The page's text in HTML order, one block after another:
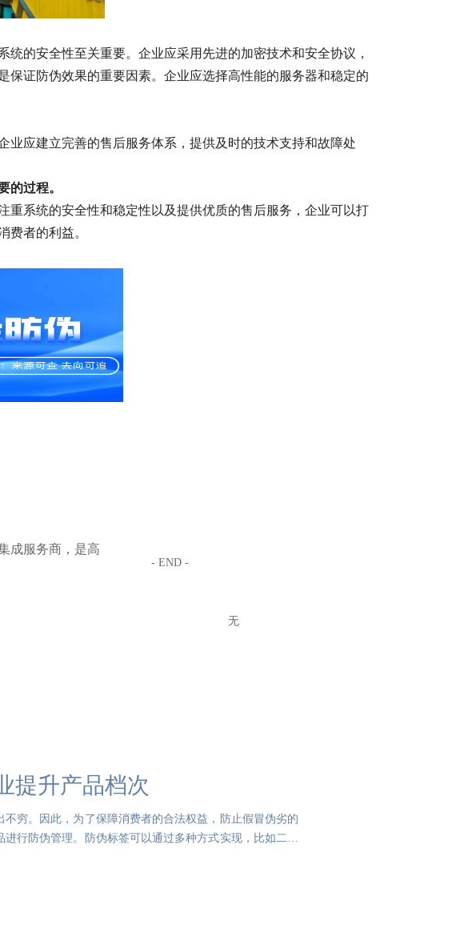
的安全性至关重要。企业应采用先进的加密技术和安全协议，
保证防伪效果的重要因素。企业应选择高性能的服务器和稳定的
业应建立完善的售后服务体系，提供及时的技术支持和故障处
的过程。
重系统的安全性和稳定性以及提供优质的售后服务，企业可以打
费者的利益。
成服务商，是高
- END -
无
提升产品档次
穷。因此，为了保障消费者的合法权益，防止假冒伪劣的
行防伪管理。防伪标签可以通过多种方式实现，比如二维